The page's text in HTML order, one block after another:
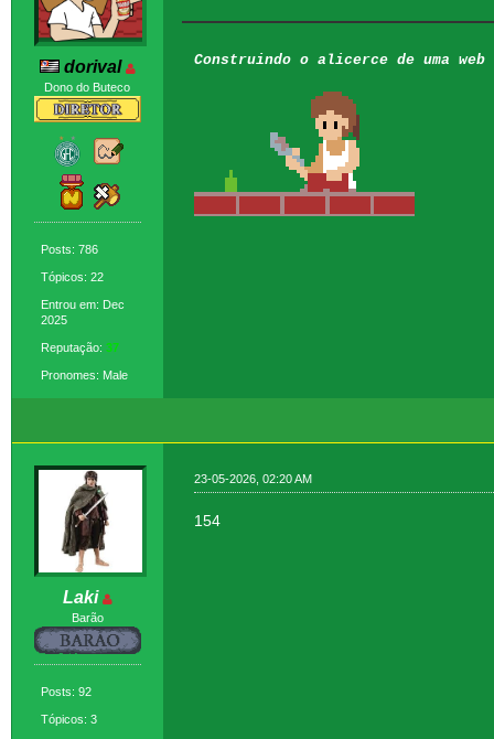
dorival
Dono do Buteco
Posts: 786
Tópicos: 22
Entrou em: Dec
2025
Reputação: 37
Pronomes: Male
Construindo o alicerce de uma
Laki
Barão
Posts: 92
Tópicos: 3
23-05-2026, 02:20 AM
154